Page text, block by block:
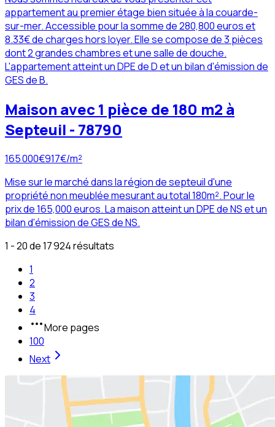
appartement au premier étage bien située à la couarde-
sur-mer. Accessible pour la somme de 280,800 euros et
8.33€ de charges hors loyer. Elle se compose de 3 pièces
dont 2 grandes chambres et une salle de douche.
L'appartement atteint un DPE de D et un bilan d'émission de
GES de B.
Maison avec 1 pièce de 180 m2 à
Septeuil - 78790
165 000€917€/m²
Mise sur le marché dans la région de septeuil d'une
propriété non meublée mesurant au total 180m². Pour le
prix de 165,000 euros. La maison atteint un DPE de NS et un
bilan d'émission de GES de NS.
1 - 20 de 17 924 résultats
1
2
3
4
More pages
100
Next